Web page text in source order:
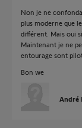
Non je ne
plus moderne que
différent. Mais oui
Maintenant je ne
entourage sont
Bon we
André